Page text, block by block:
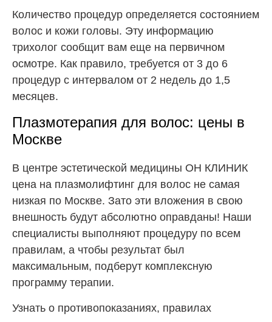
Количество процедур определяется состоянием
волос и кожи головы. Эту информацию
трихолог сообщит вам еще на первичном
осмотре. Как правило, требуется от 3 до 6
процедур с интервалом от 2 недель до 1,5
месяцев.
Плазмотерапия для волос: цены в
Москве
В центре эстетической медицины ОН КЛИНИК
цена на плазмолифтинг для волос не самая
низкая по Москве. Зато эти вложения в свою
внешность будут абсолютно оправданы! Наши
специалисты выполняют процедуру по всем
правилам, а чтобы результат был
максимальным, подберут комплексную
программу терапии.
Узнать о противопоказаниях, правилах